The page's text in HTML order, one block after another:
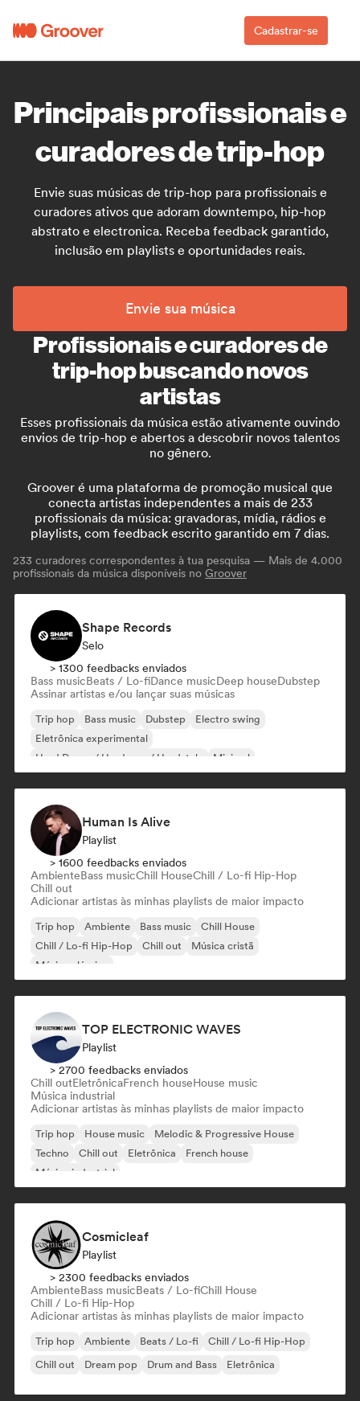
Cadastrar-se
Principais profissionais e
curadores de trip-hop
Envie suas músicas de trip-hop para profissionais e
curadores ativos que adoram downtempo, hip-hop
abstrato e electronica. Receba feedback garantido,
inclusão em playlists e oportunidades reais.
Envie sua música
Profissionais e curadores de
trip-hop buscando novos
artistas
Esses profissionais da música estão ativamente ouvindo
envios de trip-hop e abertos a descobrir novos talentos
no gênero.
Groover é uma plataforma de promoção musical que
conecta artistas independentes a mais de 233
profissionais da música: gravadoras, mídia, rádios e
playlists, com feedback escrito garantido em 7 dias.
233 curadores correspondentes à tua pesquisa — Mais de 4.000
profissionais da música disponíveis no Groover
Shape Records
Selo
> 1300 feedbacks enviados
Bass musicBeats / Lo-fiDance musicDeep houseDubstep
Assinar artistas e/ou lançar suas músicas
Trip hop Bass music Dubstep
Electro swing
Eletrônica experimental
Hard Dance / Hardcore / Hardstyle
Minimal
Human Is Alive
Playlist
> 1600 feedbacks enviados
AmbienteBass musicChill HouseChill / Lo-fi Hip-Hop
Chill out
Adicionar artistas às minhas playlists de maior impacto
Trip hop Ambiente Bass music
Chill House
Chill / Lo-fi Hip-Hop
Chill out
Música cristã
Música clássica
TOP ELECTRONIC WAVES
Playlist
> 2700 feedbacks enviados
Chill outEletrônicaFrench houseHouse music
Música industrial
Adicionar artistas às minhas playlists de maior impacto
Trip hop House music
Melodic & Progressive House
Techno
Chill out Eletrônica
French house
Música industrial
Cosmicleaf
Playlist
> 2300 feedbacks enviados
AmbienteBass musicBeats / Lo-fiChill House
Chill / Lo-fi Hip-Hop
Adicionar artistas às minhas playlists de maior impacto
Trip hop Ambiente Beats / Lo-fi
Chill / Lo-fi Hip-Hop
Chill out
Dream pop Drum and Bass Eletrônica